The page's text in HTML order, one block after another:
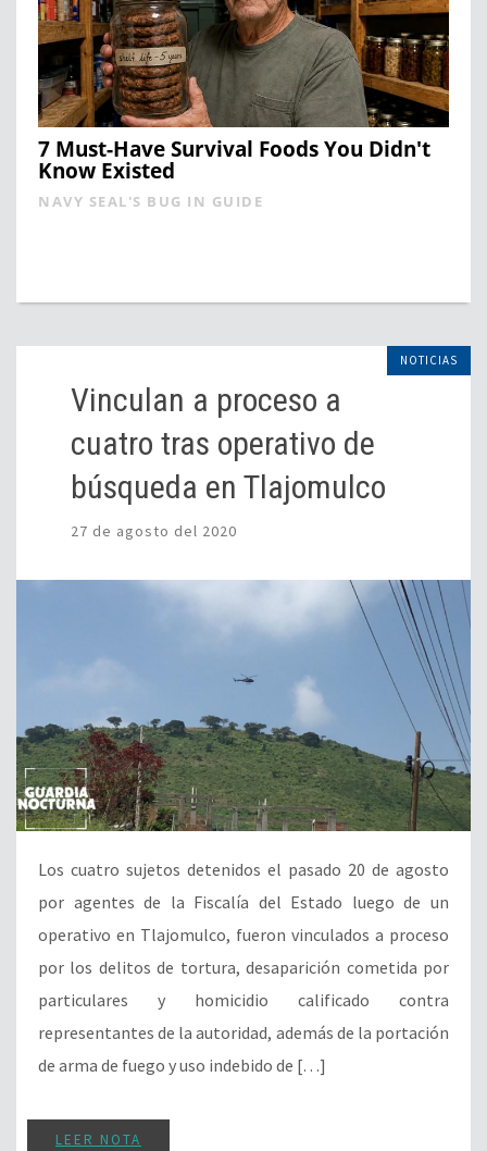
7 Must-Have Survival Foods You Didn't
Know Existed
NAVY SEAL'S BUG IN GUIDE
NOTICIAS
Vinculan a proceso a
cuatro tras operativo de
búsqueda en Tlajomulco
27 de agosto del 2020
Los cuatro sujetos detenidos el pasado 20 de agosto
por agentes de la Fiscalía del Estado luego de un
operativo en Tlajomulco, fueron vinculados a proceso
por los delitos de tortura, desaparición cometida por
particulares y homicidio calificado contra
representantes de la autoridad, además de la portación
de arma de fuego y uso indebido de […]
LEER NOTA